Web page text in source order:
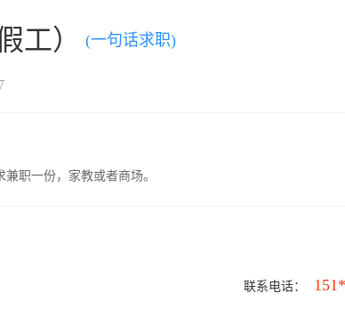
工） (一句话求职)
职一份，家教或者商场。
联系电话：